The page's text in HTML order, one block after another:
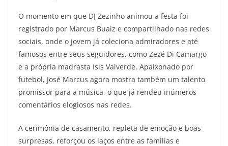
O momento em que DJ Zezinho animou a festa foi
registrado por Marcus Buaiz e compartilhado nas redes
sociais, onde o jovem já coleciona admiradores e até
famosos entre seus seguidores, como Zezé Di Camargo
e a própria madrasta Isis Valverde. Apaixonado por
futebol, José Marcus agora mostra também um talento
promissor para a música, o que já rendeu inúmeros
comentários elogiosos nas redes.
A cerimônia de casamento, repleta de emoção e boas
surpresas, reforçou os laços entre as famílias e